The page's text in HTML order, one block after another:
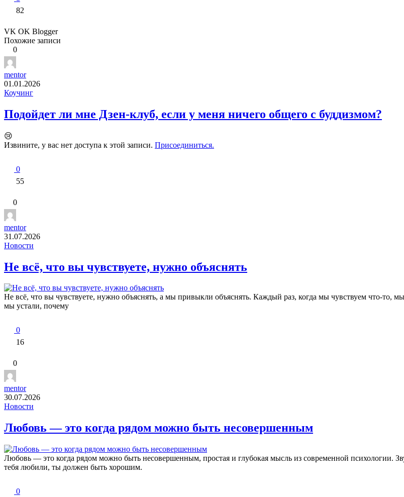
82
VK OK Blogger
Похожие записи
0
mentor
01.01.2026
Коучинг
Подойдет ли мне Дзен-клуб, если у меня ничего общего с буддизмом?
😢
Извините, у вас нет доступа к этой записи. Присоединиться.
0
55
0
mentor
31.07.2026
Новости
Не всё, что вы чувствуете, нужно объяснять
Не всё, что вы чувствуете, нужно объяснять, а мы привыкли объяснять. Каждый раз, когда мы чувствуем что-то,
мы устали, почему
0
16
0
mentor
30.07.2026
Новости
Любовь — это когда рядом можно быть несовершенным
Любовь — это когда рядом можно быть несовершенным, простая и глубокая мысль из современной психологии.
тебя любили, ты должен быть хорошим.
0